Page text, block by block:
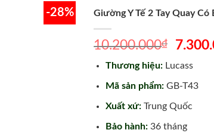
-28% Giường Y Tế 2 Tay Quay Có
10.200.000₫
Giá
là:
Thương hiệu:Lucass
Mã sản phẩm:GB-T43
Xuất xứ:Trung Quốc
Bảo hành: 36 tháng